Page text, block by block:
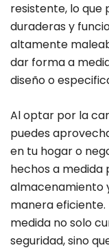
resistente, lo
duraderas y
altamente
dar forma a
diseño o
Al optar por la
puedes
en tu hogar o
hechos a medida
almacenamiento
manera eficiente.
medida no solo
seguridad, sino